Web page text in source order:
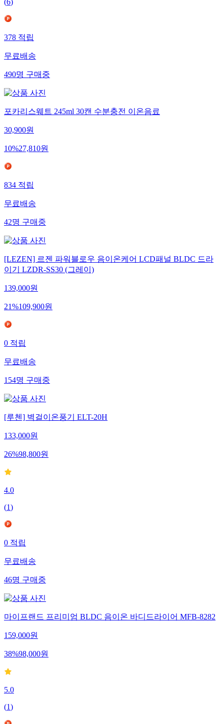
(6)
378적립
무료배송
490명구매중
포카리스웨트 245ml 30캔 수분충전 이온음료
30,900원
10%27,810원
834적립
무료배송
42명구매중
[LEZEN] 르젠 파워블로우 음이온케어 LCD패널 BLDC 드라
이기 LZDR-SS30 (그레이)
139,000원
21%109,900원
0적립
무료배송
154명구매중
[루첸] 벽걸이온풍기 ELT-20H
133,000원
26%98,800원
4.0
(1)
0적립
무료배송
46명구매중
마이프랜드 프리미엄 BLDC 음이온 바디드라이어 MFB-8282
159,000원
38%98,000원
5.0
(1)